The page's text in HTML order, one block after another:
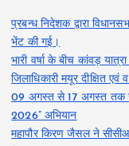
प्रबन्ध निदेशक द्वारा
भेंट की गई।
भारी वर्षा के बीच कांवड़
जिलाधिकारी मयूर दीक्षित
09 अगस्त से 17 अगस्त तक
2026” अभियान
महापौर किरण जैसल ने